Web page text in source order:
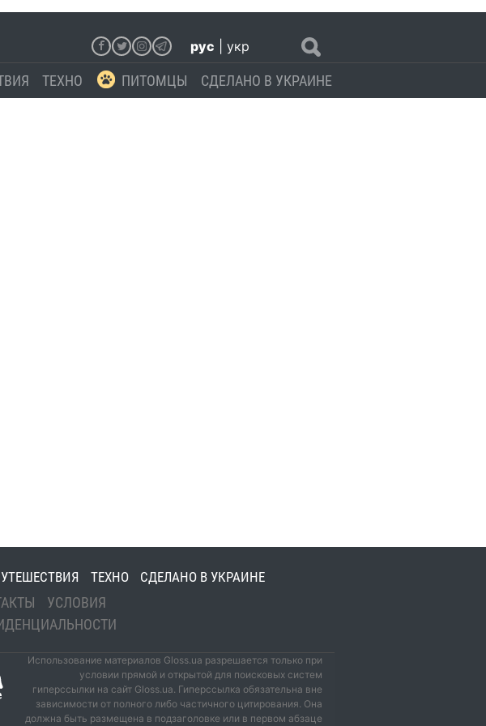
рус укр
ТЕХНО ПИТОМЦЫ СДЕЛАНО В УКРАИНЕ
ТЕХНО СДЕЛАНО В УКРАИНЕ
УСЛОВИЯ
Использование материалов Gloss.ua разрешается только при
условии прямой и открытой для поисковых систем
гиперссылки на сайт Gloss.ua. Гиперссылка обязательна вне
зависимости от полного либо частичного цитирования. Она
должна быть размещена в подзаголовке или в первом абзаце